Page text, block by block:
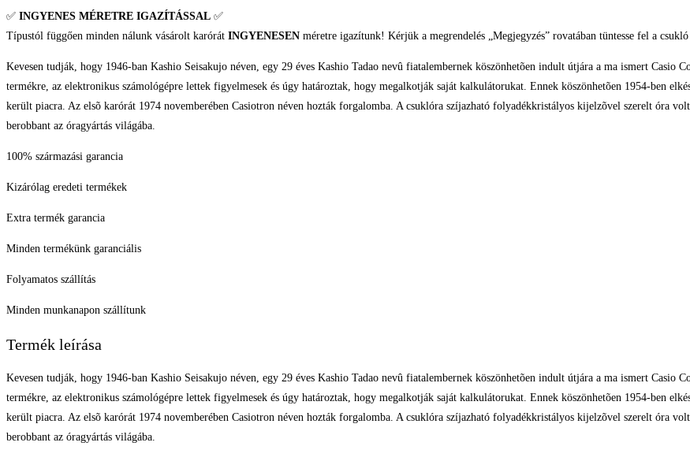
✅ INGYENES MÉRETRE IGAZÍTÁSSAL ✅
Típustól függően minden nálunk vásárolt karórát INGYENESEN méretre igazítunk! Kérjük a megrendelés „Megjegyzés” rovatában tüntesse fel a
Kevesen tudják, hogy 1946-ban Kashio Seisakujo néven, egy 29 éves Kashio Tadao nevû fiatalembernek köszönhetõen indult útjára a ma ismert
termékre, az elektronikus számológépre lettek figyelmesek és úgy határoztak, hogy megalkotják saját kalkulátorukat. Ennek köszönhetõen 1954-ben
került piacra. Az elsõ karórát 1974 novemberében Casiotron néven hozták forgalomba. A csuklóra szíjazható folyadékkristályos kijelzõvel szerelt óra
berobbant az óragyártás világába.
100% származási garancia
Kizárólag eredeti termékek
Extra termék garancia
Minden termékünk garanciális
Folyamatos szállítás
Minden munkanapon szállítunk
Termék leírása
Kevesen tudják, hogy 1946-ban Kashio Seisakujo néven, egy 29 éves Kashio Tadao nevû fiatalembernek köszönhetõen indult útjára a ma ismert
termékre, az elektronikus számológépre lettek figyelmesek és úgy határoztak, hogy megalkotják saját kalkulátorukat. Ennek köszönhetõen 1954-ben
került piacra. Az elsõ karórát 1974 novemberében Casiotron néven hozták forgalomba. A csuklóra szíjazható folyadékkristályos kijelzõvel szerelt óra
berobbant az óragyártás világába.